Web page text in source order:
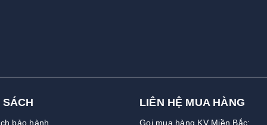
SÁCH
bảo hành
LIÊN HỆ MUA HÀNG
Gọi mua hàng KV Miền Bắc: